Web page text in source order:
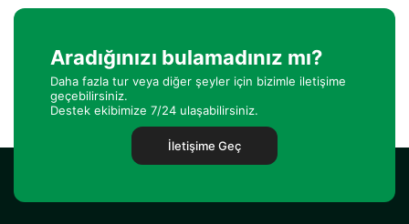
Aradığınızı bulamadınız mı?
Daha fazla tur veya diğer şeyler için bizimle iletişime
geçebilirsiniz.
Destek ekibimize 7/24 ulaşabilirsiniz.
İletişime Geç